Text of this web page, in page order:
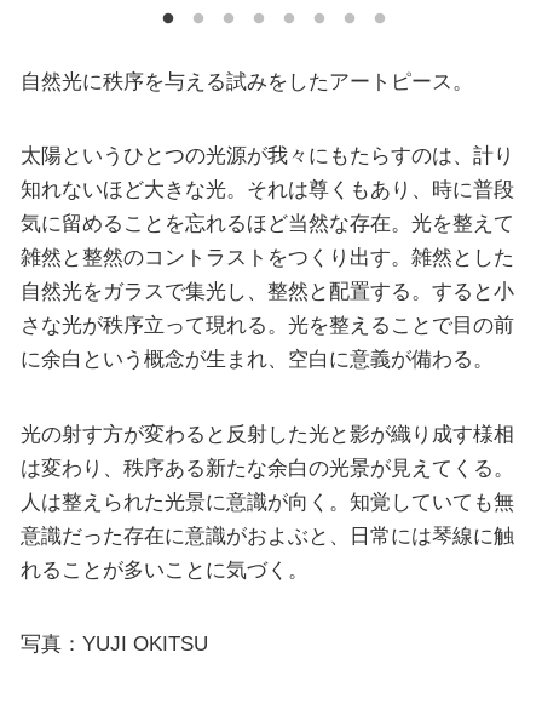
自然光に秩序を与える試みをしたアートピース。
太陽というひとつの光源が我々にもたらすのは、計り
知れないほど大きな光。それは尊くもあり、時に普段
気に留めることを忘れるほど当然な存在。光を整えて
雑然と整然のコントラストをつくり出す。雑然とした
自然光をガラスで集光し、整然と配置する。すると小
さな光が秩序立って現れる。光を整えることで目の前
に余白という概念が生まれ、空白に意義が備わる。
光の射す方が変わると反射した光と影が織り成す様相
は変わり、秩序ある新たな余白の光景が見えてくる。
人は整えられた光景に意識が向く。知覚していても無
意識だった存在に意識がおよぶと、日常には琴線に触
れることが多いことに気づく。
写真：YUJI OKITSU